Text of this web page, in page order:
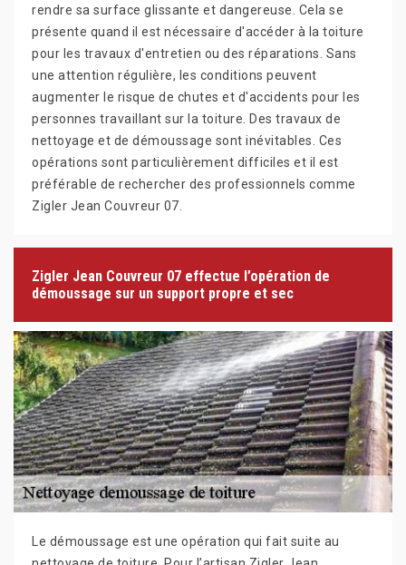
rendre sa surface glissante et dangereuse. Cela se
présente quand il est nécessaire d'accéder à la toiture
pour les travaux d'entretien ou des réparations. Sans
une attention régulière, les conditions peuvent
augmenter le risque de chutes et d'accidents pour les
personnes travaillant sur la toiture. Des travaux de
nettoyage et de démoussage sont inévitables. Ces
opérations sont particulièrement difficiles et il est
préférable de rechercher des professionnels comme
Zigler Jean Couvreur 07.
Zigler Jean Couvreur 07 effectue l’opération de
démoussage sur un support propre et sec
Le démoussage est une opération qui fait suite au